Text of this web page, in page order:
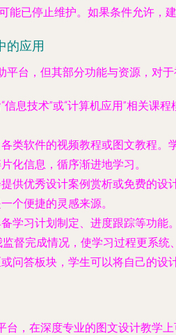
能已停止维护。如果条件允许，
的应用
台，但其部分功能与资源，对
信息技术”或“计算机应用”相关
类软件的视频教程或图文教程。
化信息，循序渐进地学习。
提供优秀设计案例赏析或免费的
个便捷的灵感来源。
备学习计划制定、进度跟踪等功
督完成情况，使学习过程更系统
或问答板块，学生可以将自己的
台，在深度专业的图文设计教学